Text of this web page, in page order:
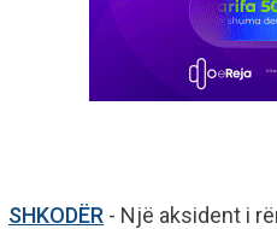
SHKODËR - Një aksident i